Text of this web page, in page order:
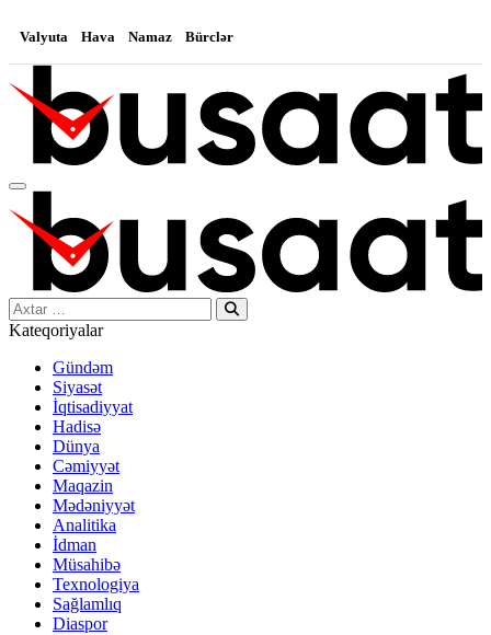
Valyuta Hava Namaz Bürclər
Search…
Kateqoriyalar
Gündəm
Siyasət
İqtisadiyyat
Hadisə
Dünya
Cəmiyyət
Maqazin
Mədəniyyət
Analitika
İdman
Müsahibə
Texnologiya
Sağlamlıq
Diaspor